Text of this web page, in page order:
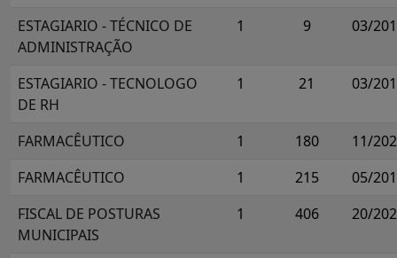
ESTAGIARIO - TÉCNICO DE
ADMINISTRAÇÃO
1 9 03/
ESTAGIARIO - TECNOLOGO
DE RH
1 21 03/
FARMACÊUTICO 1 180
11/
FARMACÊUTICO
1 215
05/
FISCAL DE POSTURAS
MUNICIPAIS
1 406 20/